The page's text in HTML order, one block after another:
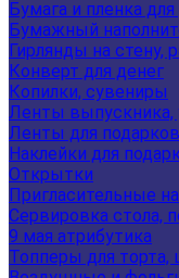
Бумага и пленка
Бумажный
Гирлянды на стену,
Конверт для денег
Копилки, сувениры
Ленты выпускника,
Ленты для подарков
Наклейки для
Открытки
Пригласительные
Сервировка стола,
9 мая атрибутика
Топперы для торта,